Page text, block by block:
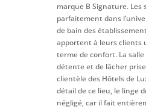
marque B Signature. Les
parfaitement dans
de bain des
apportent à leurs clients
terme de confort. La
détente et de lâcher
clientèle des Hôtels de
détail de ce lieu, le linge
négligé, car il fait